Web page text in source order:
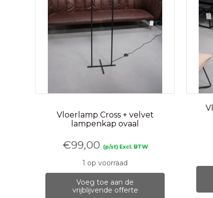
Vloerlamp Cross + velvet
lampenkap ovaal
€99,00 (p/st) Excl. BTW
1 op voorraad
Voeg toe aan de
vrijblijvende offerte